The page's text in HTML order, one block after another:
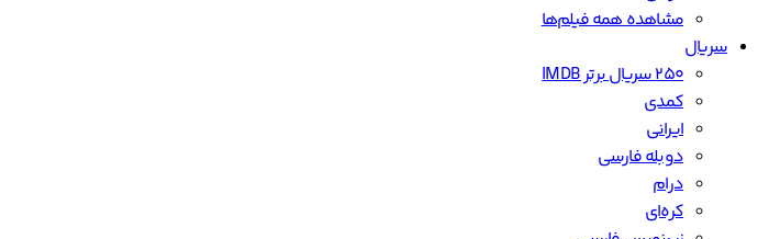
مشاهده همه فیلم‌ها
سریال
۲۵۰ سریال برتر IMDB
کمدی
ایرانی
دوبله فارسی
درام
کره‌ای